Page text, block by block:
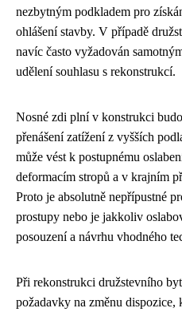
nezbytným podkladem pro
ohlášení stavby. V případě
navíc často vyžadován
udělení souhlasu s rekonstrukcí.
Nosné zdi plní v konstrukci
přenášení zatížení z vyšších
může vést k postupnému
deformacím stropů a v krajním
Proto je absolutně nepřípustné
prostupy nebo je jakkoliv
posouzení a návrhu vhodného
Při rekonstrukci družstevního
požadavky na změnu dispozice,